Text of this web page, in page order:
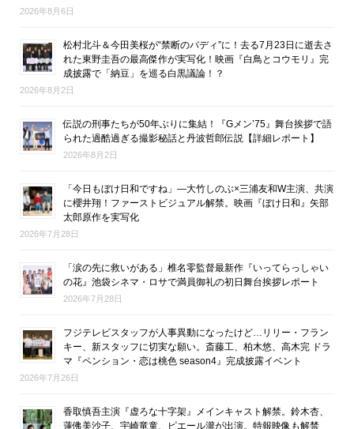
2026年8月6日
松村北斗＆今田美桜が“禁断のバディ”に！去る7月23日に逝去さ
れた東野圭吾の最高傑作が実写化！映画『白鳥とコウモリ』完
成披露で「納豆」を巡る白黒議論！？
2026年8月2日
伝説の刑事たちが50年ぶりに集結！『Gメン’75』舞台挨拶で語
られた過酷過ぎる撮影秘話と丹波哲郎伝説【詳細レポート】
2026年8月2日
「今日もぼけ日和ですね」―大竹しのぶ×三浦友和W主演、共演
に櫻井翔！ファーストビジュアル解禁。映画『ぼけ日和』矢部
太郎原作を実写化
2026年7月28日
「涙の先に救いがある」椎名零監督最新作『いってらっしゃい
の花』池袋シネマ・ロサで満員御礼の初日舞台挨拶レポート
2026年7月28日
フジテレビスタッフが人事異動になったけど…リリー・フラン
キー、新スタッフに切実な願い。斎藤工、柏木悠、高木完 ドラ
マ『ペンション・恋は桃色 season4』完成披露イベント
2026年7月26日
香取慎吾主演『虚ろな十字架』メインキャスト解禁。鈴木杏、
蓮佛美沙子、宇崎竜童、ピエール瀧が出演。特報映像も解禁